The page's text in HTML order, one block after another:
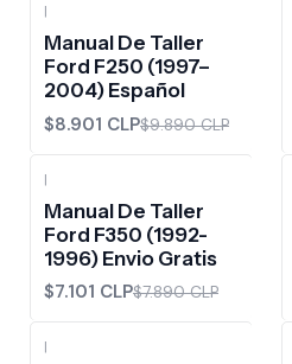
|
Manual De Taller
Ford F250 (1997–
2004) Español
$8.901 CLP$9.890 CLP
|
Manual De Taller
Ford F350 (1992-
1996) Envio Gratis
$7.101 CLP$7.890 CLP
|